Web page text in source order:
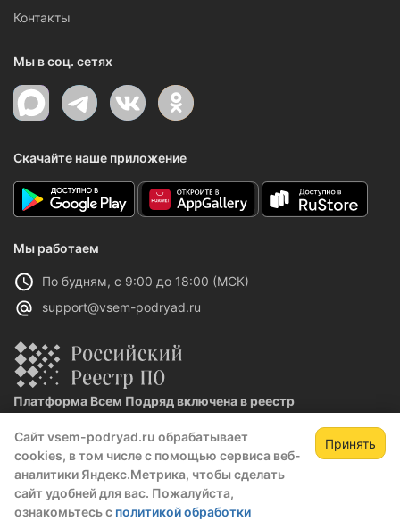
Сайт vsem-podryad.ru обрабатывает
cookies, в том числе с помощью сервиса веб-
аналитики Яндекс.Метрика, чтобы сделать
сайт удобней для вас. Пожалуйста,
ознакомьтесь с политикой обработки
Принять
Контакты
Мы в соц. сетях
Скачайте наше приложение
Мы работаем
По будням, с 9:00 до 18:00 (МСК)
support@vsem-podryad.ru
Платформа Всем Подряд включена в реестр
Реестровая запись №32021 от 06.02.2026
Политика конфиденциальности